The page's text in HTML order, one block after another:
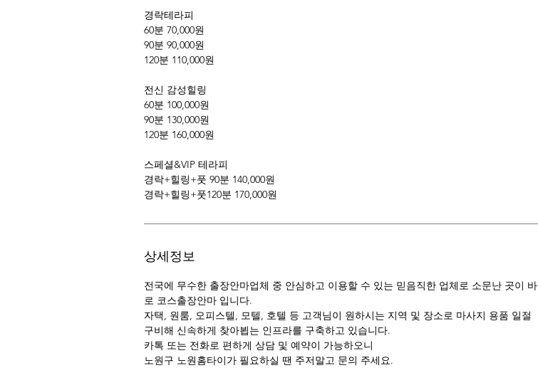
경락테라피
60분 70,000원
90분 90,000원
120분 110,000원
전신 감성힐링
60분 100,000원
90분 130,000원
120분 160,000원
스페셜&VIP 테라피
경락+힐링+풋 90분 140,000원
경락+힐링+풋120분 170,000원
상세정보
전국에 무수한 출장안마업체 중 안심하고 이용할 수 있는 믿음직한 업체로 소문난 곳이 바
로 코스출장안마 입니다.
자택, 원룸, 오피스텔, 모텔, 호텔 등 고객님이 원하시는 지역 및 장소로 마사지 용품 일절
구비해 신속하게 찾아뵙는 인프라를 구축하고 있습니다.
카톡 또는 전화로 편하게 상담 및 예약이 가능하오니
노원구 노원홈타이가 필요하실 땐 주저말고 문의 주세요.